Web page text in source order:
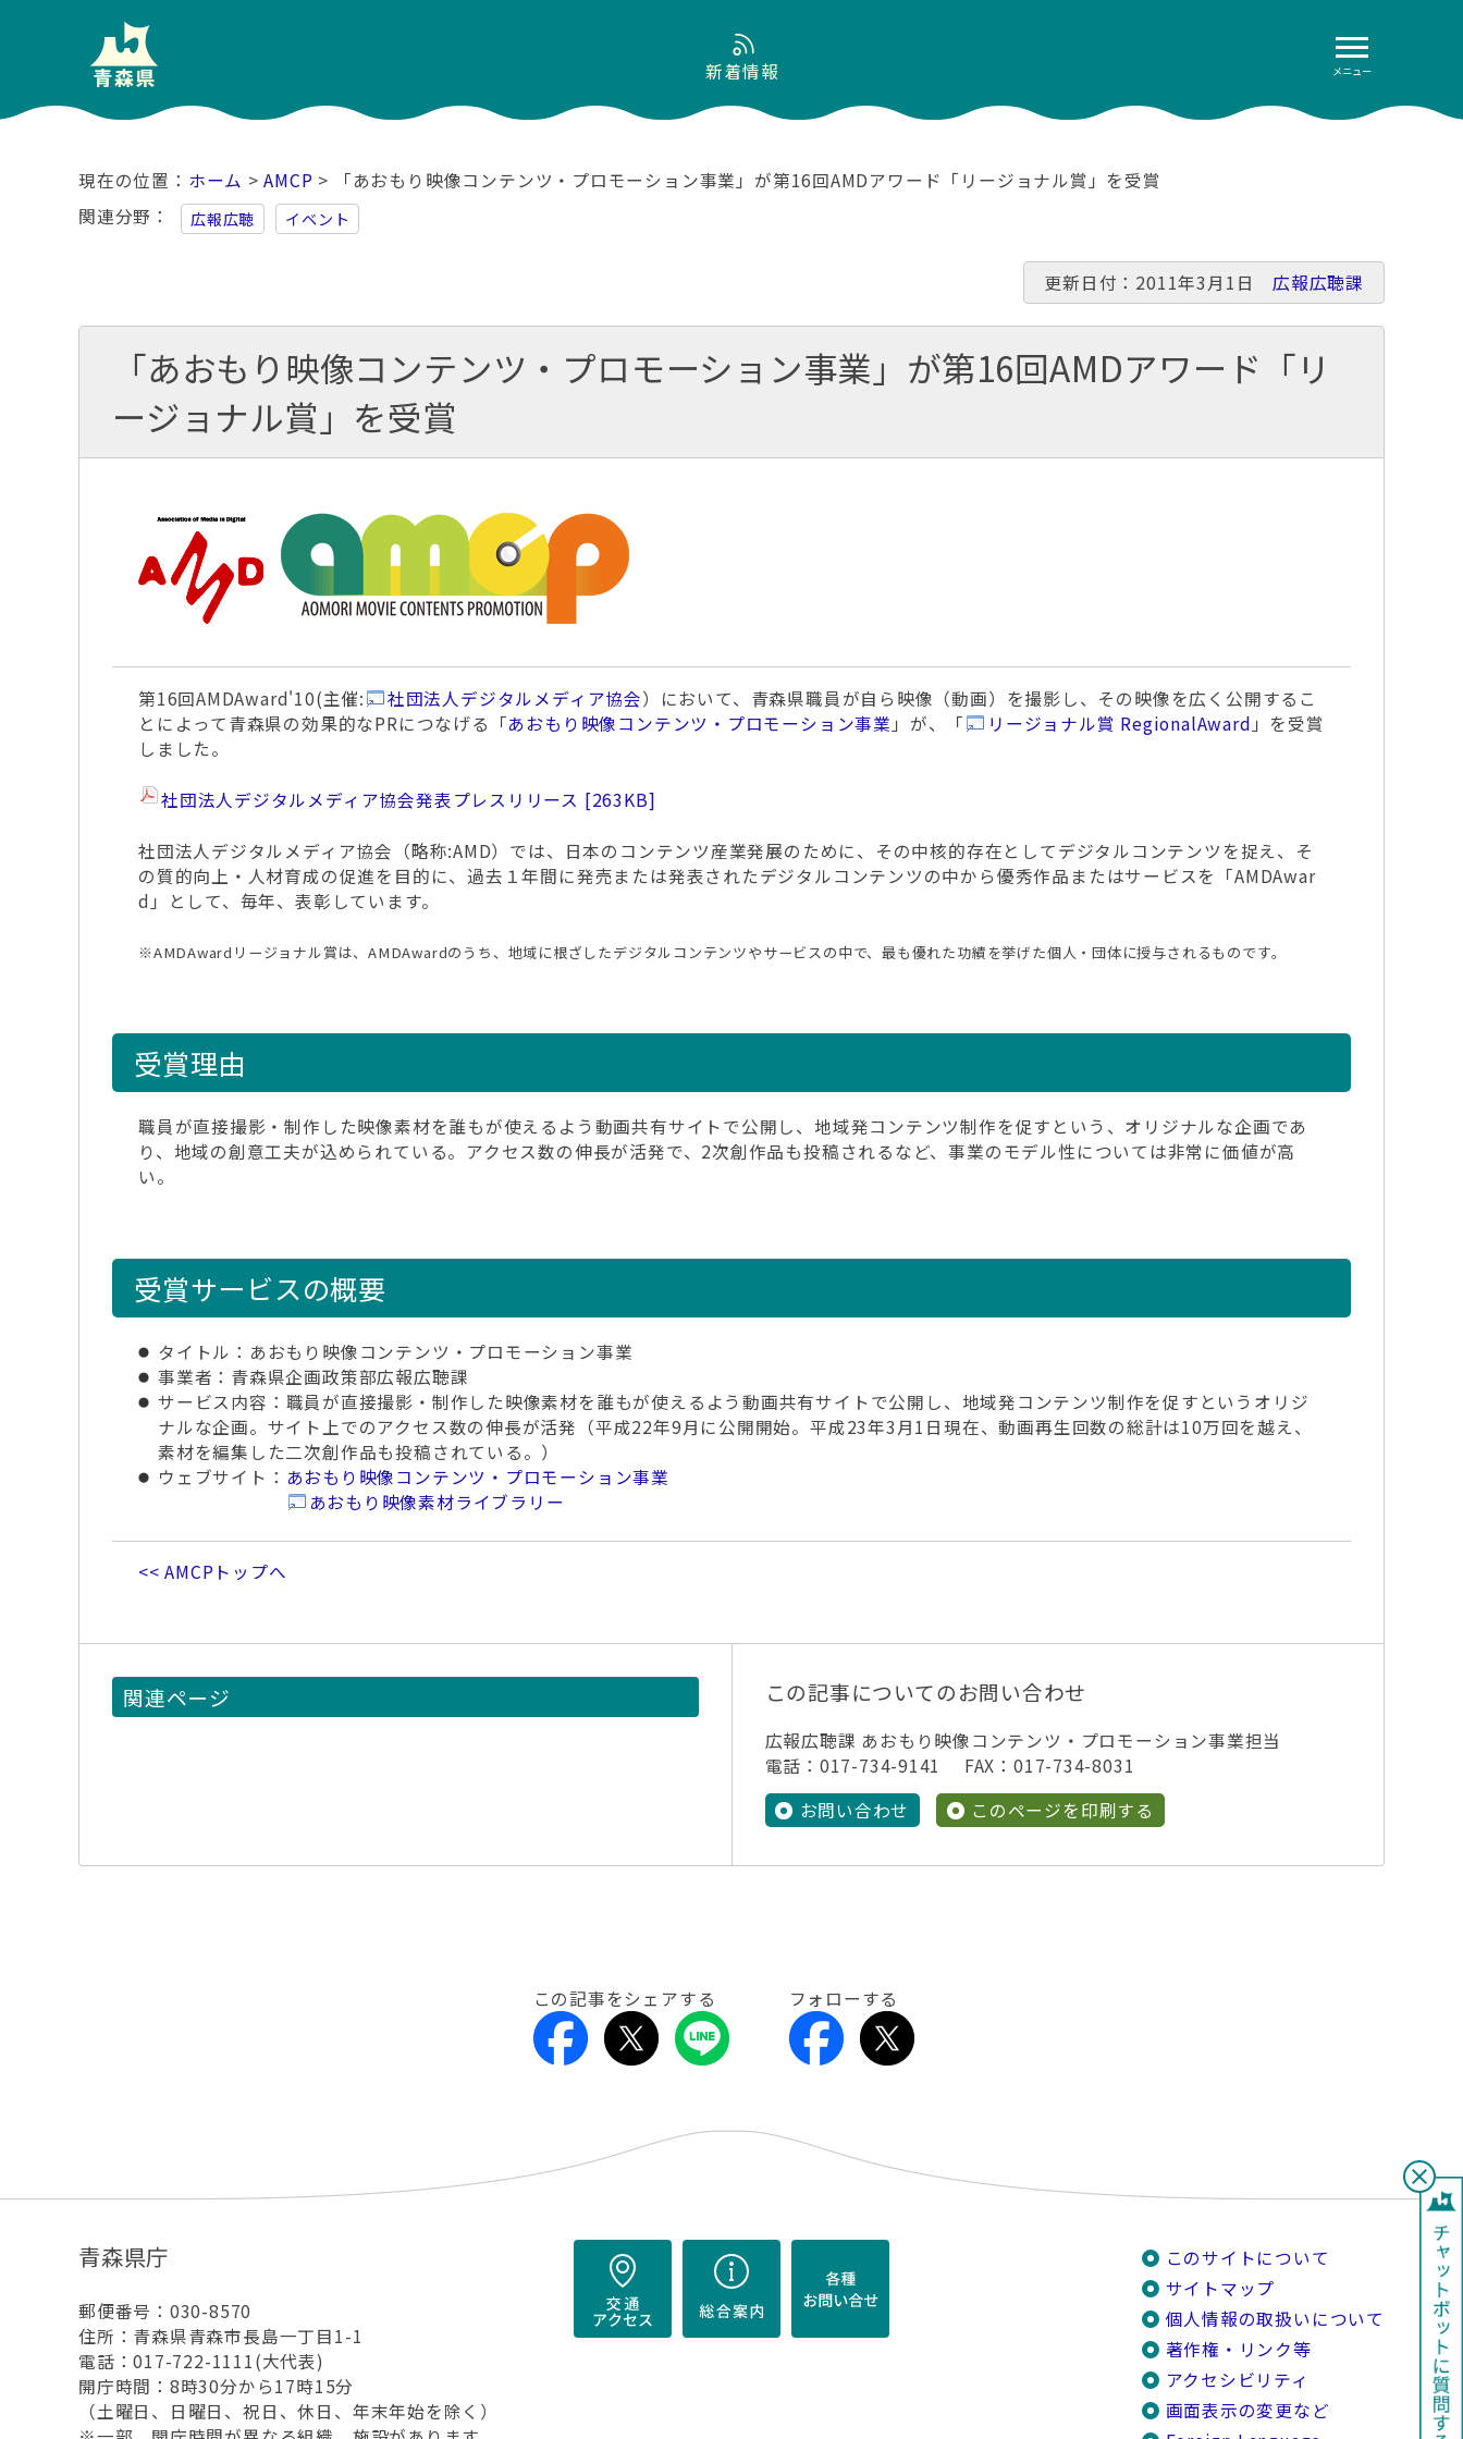
メニュー
新着情報
ホーム >AMCP > 「あおもり映像コンテンツ・プロモーション事業」が第16回AMDアワード「リージョナル賞」を受賞
関連分野
広報広聴 イベント
更新日付：2011年3月1日広報広聴課
「あおもり映像コンテンツ・プロモーション事業」が第16回AMDアワード「リ
ージョナル賞」を受賞
第16回AMDAward'10(主催: 社団法人デジタルメディア協会）において、青森県職員が自ら映像（動画）を撮影し、その映像を広く公開するこ
とによって青森県の効果的なPRにつなげる「あおもり映像コンテンツ・プロモーション事業 」が、「 リージョナル賞 RegionalAward 」を受賞
しました。
社団法人デジタルメディア協会発表プレスリリース 263KB
社団法人デジタルメディア協会（略称:AMD）では、日本のコンテンツ産業発展のために、その中核的存在としてデジタルコンテンツを捉え、そ
の質的向上・人材育成の促進を目的に、過去１年間に発売または発表されたデジタルコンテンツの中から優秀作品またはサービスを「AMDAwar
d」として、毎年、表彰しています。
※AMDAwardリージョナル賞は、AMDAwardのうち、地域に根ざしたデジタルコンテンツやサービスの中で、最も優れた功績を挙げた個人・団体に授与されるものです。
受賞理由
職員が直接撮影・制作した映像素材を誰もが使えるよう動画共有サイトで公開し、地域発コンテンツ制作を促すという、オリジナルな企画であ
り、地域の創意工夫が込められている。アクセス数の伸長が活発で、2次創作品も投稿されるなど、事業のモデル性については非常に価値が高
い。
受賞サービスの概要
タイトル ：あおもり映像コンテンツ・プロモーション事業
事業者 ：青森県企画政策部広報広聴課
サービス内容 ：職員が直接撮影・制作した映像素材を誰もが使えるよう動画共有サイトで公開し、地域発コンテンツ制作を促すというオリジ
ナルな企画。サイト上でのアクセス数の伸長が活発（平成22年9月に公開開始。平成23年3月1日現在、動画再生回数の総計は10万回を越え、
素材を編集した二次創作品も投稿されている。）
ウェブサイト ： あおもり映像コンテンツ・プロモーション事業
あおもり映像素材ライブラリー
<< AMCPトップへ
関連ページ この記事についてのお問い合わせ
広報広聴課 あおもり映像コンテンツ・プロモーション事業担当
電話：017-734-9141 FAX：017-734-8031
お問い合わせ
このページを印刷する
この記事をシェアする フォローする
青森県庁
郵便番号：030-8570
住所：青森県青森市長島一丁目1-1
電話：017-722-1111(大代表)
開庁時間：8時30分から17時15分
（土曜日、日曜日、祝日、休日、年末年始を除く）
このサイトについて
サイトマップ
個人情報の取扱いについて
著作権・リンク等
アクセシビリティ
画面表示の変更など